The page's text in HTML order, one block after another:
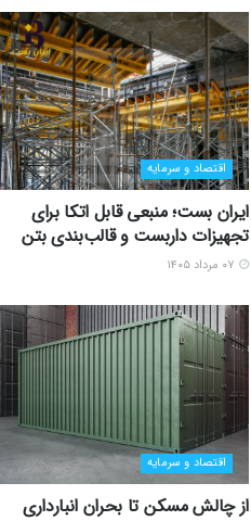
اقتصاد و سرمایه
ایران بست؛ منبعی قابل اتکا برای
تجهیزات داربست و قالب‌بندی بتن
اقتصاد و سرمایه
از چالش مسکن تا بحران انبارداری